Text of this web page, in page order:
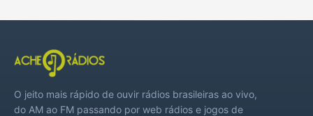
Quadra
Torre de Pedra
O jeito mais rápido de ouvir rádios brasileiras ao vivo,
do AM ao FM passando por web rádios e jogos de